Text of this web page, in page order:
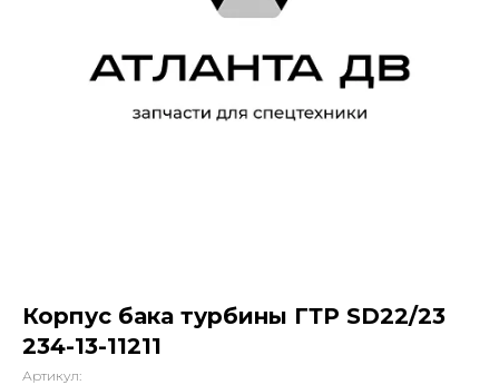
Корпус бака турбины ГТР SD22/23
234-13-11211
Артикул: